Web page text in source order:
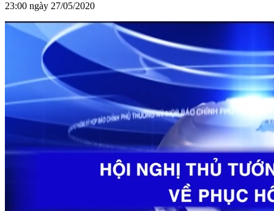
23:00 ngày 27/05/2020